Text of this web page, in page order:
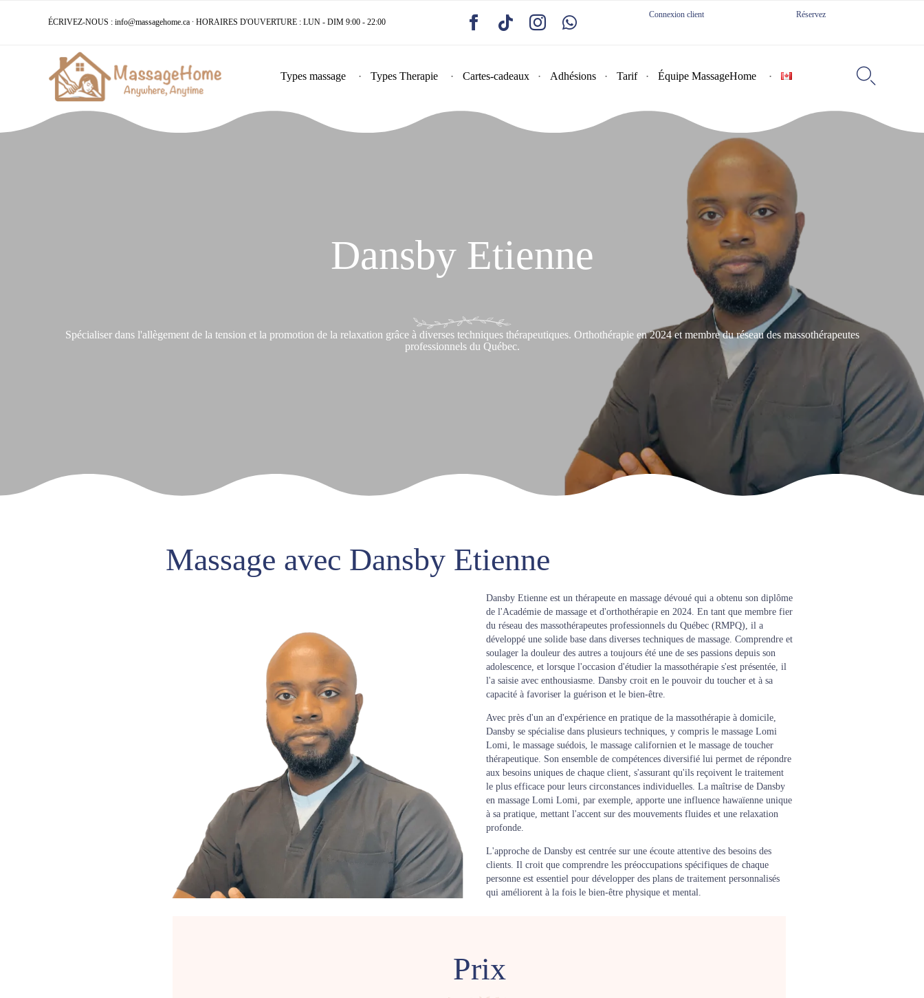
ÉCRIVEZ-NOUS : info@massagehome.ca ∙ HORAIRES D'OUVERTURE : LUN - DIM 9:00 - 22:00
Connexion client Réservez
content
Types massage Types Therapie Cartes-cadeaux Adhésions Tarif Équipe MassageHome 
Dansby Etienne
Spécialiser dans l'allègement de la tension et la promotion de la relaxation grâce à diverses techniques thérapeutiques. Orthothérapie en 2024 et membre du réseau des massothérapeutes
professionnels du Québec.
Massage avec Dansby Etienne
Dansby Etienne est un thérapeute en massage dévoué qui a obtenu son diplôme
de l'Académie de massage et d'orthothérapie en 2024. En tant que membre fier
du réseau des massothérapeutes professionnels du Québec (RMPQ), il a
développé une solide base dans diverses techniques de massage. Comprendre et
soulager la douleur des autres a toujours été une de ses passions depuis son
adolescence, et lorsque l'occasion d'étudier la massothérapie s'est présentée, il
l'a saisie avec enthousiasme. Dansby croit en le pouvoir du toucher et à sa
capacité à favoriser la guérison et le bien-être.
Avec près d'un an d'expérience en pratique de la massothérapie à domicile,
Dansby se spécialise dans plusieurs techniques, y compris le massage Lomi
Lomi, le massage suédois, le massage californien et le massage de toucher
thérapeutique. Son ensemble de compétences diversifié lui permet de répondre
aux besoins uniques de chaque client, s'assurant qu'ils reçoivent le traitement
le plus efficace pour leurs circonstances individuelles. La maîtrise de Dansby
en massage Lomi Lomi, par exemple, apporte une influence hawaïenne unique
à sa pratique, mettant l'accent sur des mouvements fluides et une relaxation
profonde.
L'approche de Dansby est centrée sur une écoute attentive des besoins des
clients. Il croit que comprendre les préoccupations spécifiques de chaque
personne est essentiel pour développer des plans de traitement personnalisés
qui améliorent à la fois le bien-être physique et mental.
Prix